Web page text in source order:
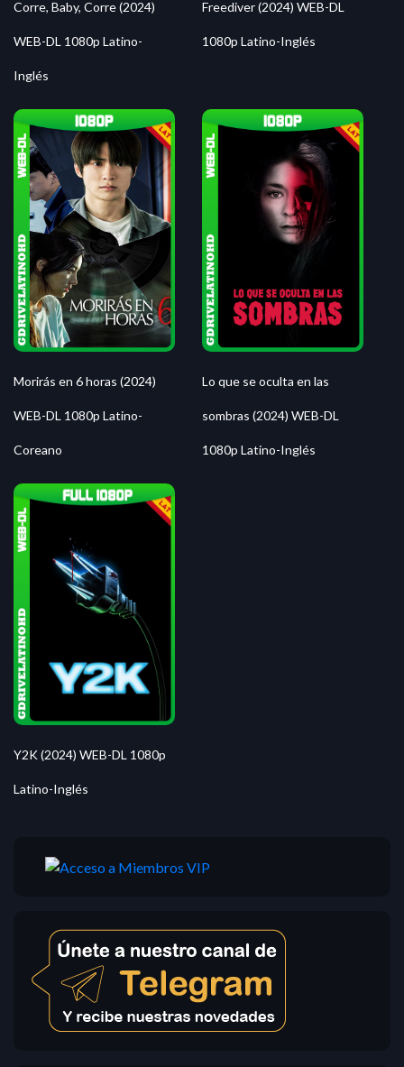
Corre, Baby, Corre (2024)
WEB-DL 1080p Latino-
Inglés
Freediver (2024) WEB-DL
1080p Latino-Inglés
Morirás en 6 horas (2024)
WEB-DL 1080p Latino-
Coreano
Lo que se oculta en las
sombras (2024) WEB-DL
1080p Latino-Inglés
Y2K (2024) WEB-DL 1080p
Latino-Inglés